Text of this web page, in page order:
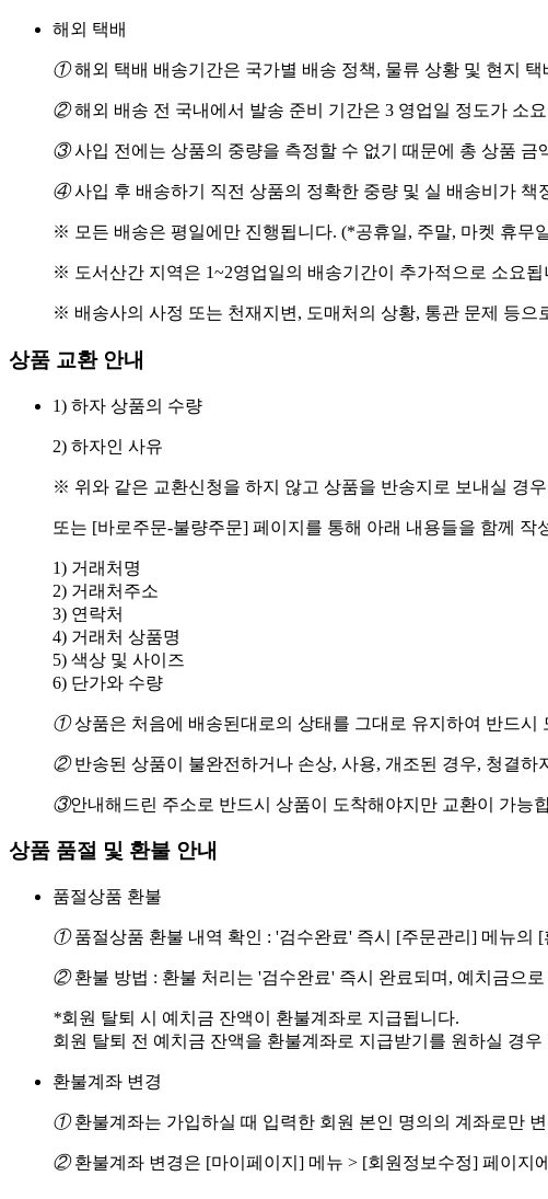
해외 택배
①해외 택배 배송기간은 국가별 배송 정책, 물류 상황 및 현지
②해외 배송 전 국내에서 발송 준비 기간은 3 영업일 정도가 소
③사입 전에는 상품의 중량을 측정할 수 없기 때문에 총 상품
④사입 후 배송하기 직전 상품의 정확한 중량 및 실 배송비가
※ 모든 배송은 평일에만 진행됩니다. (*공휴일, 주말, 마켓 휴무
※ 도서산간 지역은 1~2영업일의 배송기간이 추가적으로 소요됩
※ 배송사의 사정 또는 천재지변, 도매처의 상황, 통관 문제 등으
상품 교환 안내
1) 하자 상품의 수량
2) 하자인 사유
※ 위와 같은 교환신청을 하지 않고 상품을 반송지로 보내실 경
또는 [바로주문-불량주문] 페이지를 통해 아래 내용들을 함께 작
1) 거래처명
2) 거래처주소
3) 연락처
4) 거래처 상품명
5) 색상 및 사이즈
6) 단가와 수량
①상품은 처음에 배송된대로의 상태를 그대로 유지하여 반드
②반송된 상품이 불완전하거나 손상, 사용, 개조된 경우, 청결
③안내해드린 주소로 반드시 상품이 도착해야지만 교환이 가능
상품 품절 및 환불 안내
품절상품 환불
①품절상품 환불 내역 확인 : '검수완료' 즉시 [주문관리] 메뉴의
②환불 방법 : 환불 처리는 '검수완료' 즉시 완료되며, 예치금으
*회원 탈퇴 시 예치금 잔액이 환불계좌로 지급됩니다.
회원 탈퇴 전 예치금 잔액을 환불계좌로 지급받기를 원하실 경
환불계좌 변경
①환불계좌는 가입하실 때 입력한 회원 본인 명의의 계좌로만
②환불계좌 변경은 [마이페이지] 메뉴 > [회원정보수정] 페이지